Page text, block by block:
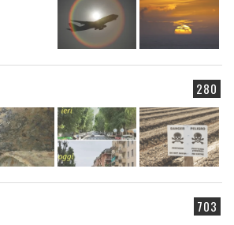
280
703